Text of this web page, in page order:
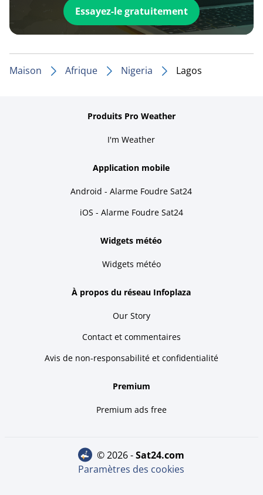
Essayez-le gratuitement
Maison Afrique Nigeria Lagos
Produits Pro Weather
I'm Weather
Application mobile
Android - Alarme Foudre Sat24
iOS - Alarme Foudre Sat24
Widgets météo
Widgets météo
À propos du réseau Infoplaza
Our Story
Contact et commentaires
Avis de non-responsabilité et confidentialité
Premium
Premium ads free
© 2026 - sat24.com
Paramètres des cookies